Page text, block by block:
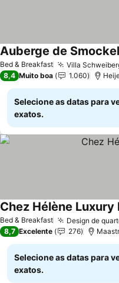
Bed & Breakfast Villa
Auberge de
8,4 Muito boa 1.060
Selecione as datas para
exatos.
Bed & Breakfast Design de
Chez Hélène Luxury
8,7 Excelente 276
Selecione as datas para
exatos.